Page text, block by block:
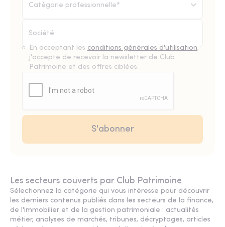
Catégorie professionnelle*
En acceptant les conditions générales d'utilisation,
j'accepte de recevoir la newsletter de Club
Patrimoine et des offres ciblées.
Les secteurs couverts par Club Patrimoine
Sélectionnez la catégorie qui vous intéresse pour découvrir
les derniers contenus publiés dans les secteurs de la finance,
de l'immobilier et de la gestion patrimoniale : actualités
métier, analyses de marchés, tribunes, décryptages, articles